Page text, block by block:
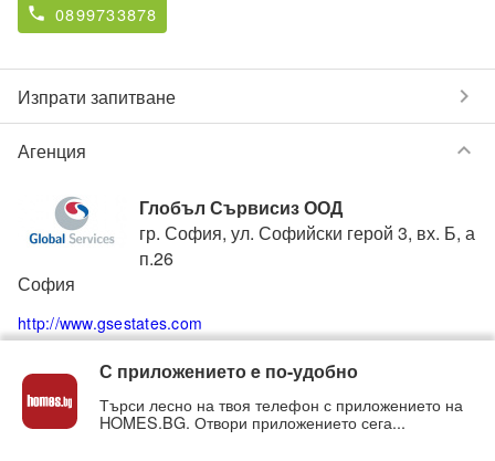
phone 0899733878
Изпрати запитване chevron_right
Агенция keyboard_arrow_down
Глобъл Сървисиз ООД
гр. София, ул. Софийски герой 3, вх. Б, а
п.26
София
http://www.gsestates.com
phone 0888660255
Вижте всички обяви отГлобъл Сървисиз ООДв
С приложението e по-удобно
Търси лесно на твоя телефон с приложението на
HOMES.BG. Отвори приложението сега...